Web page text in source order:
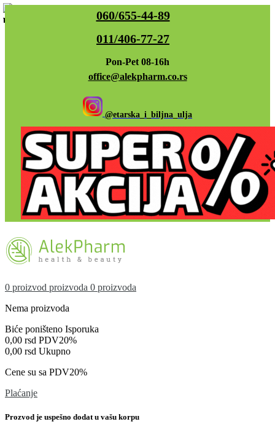
060/655-44-89
011/406-77-27
Pon-Pet 08-16h
office@alekpharm.co.rs
@etarska_i_biljna_ulja
0 proizvod proizvoda 0 proizvoda
Nema proizvoda
Biće poništeno Isporuka
0,00 rsd PDV20%
0,00 rsd Ukupno
Cene su sa PDV20%
Plaćanje
Prozvod je uspešno dodat u vašu korpu